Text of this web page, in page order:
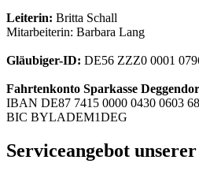
Leiterin: Britta
Mitarbeiterin: Barbara Lang
Gläubiger-ID: DE56 ZZZ0 0001
Fahrtenkonto Sparkasse
IBAN DE87 7415 0000 0430 0603 68
BIC BYLADEM1DEG
Serviceangebot